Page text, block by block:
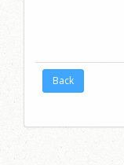
Back